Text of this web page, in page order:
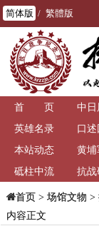
简体版 / 繁體版
首 页 中日
英雄名录
口
本站动态
黄埔
砥柱中流
抗战
首页> 场馆文物 >
内容正文